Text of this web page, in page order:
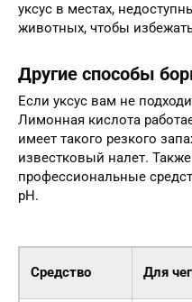
уксус в местах,
животных, чтобы
Другие способы
Если уксус вам не
Лимонная кислота
имеет такого резкого
известковый налет.
профессиональные
pH.
Средство Для